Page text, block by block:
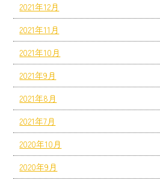
2021年12月
2021年11月
2021年10月
2021年9月
2021年8月
2021年7月
2020年10月
2020年9月